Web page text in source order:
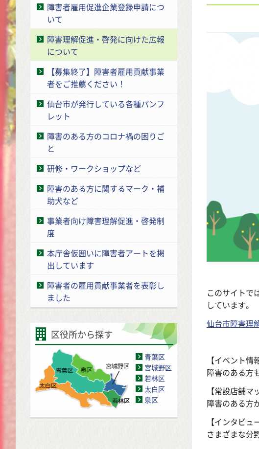
障害者雇用促進企業登録申請につ
いて
障害理解促進・啓発に向けた広報
について
【募集終了】障害者雇用貢献事業
者をご推薦ください！
仙台市が発行している各種パンフ
レット
障害のある方のコロナ禍の困りご
と
研修・ワークショップなど
障害のある方に関するマーク・補
助犬など
事業者向け障害理解促進・啓発制
度
本庁舎仮囲いに障害者アートを掲
出しています
障害者の雇用貢献事業者を表彰し
ました
区役所から探す
青葉区
宮城野区
若林区
太白区
泉区
このサイトで
しています。
仙台市障害理
【イベント情
障害のある方
【常設店舗マ
障害のある方
【インタビュ
さまざまな分